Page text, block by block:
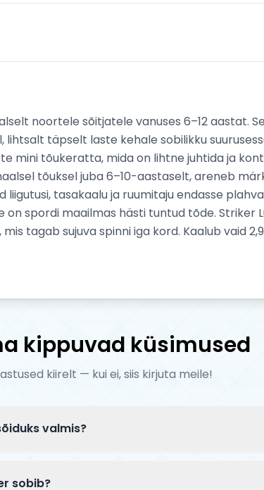
noortele sõitjatele vanuses 6–12 aastat.
täpselt laste kehale sobilikku
mini tõukeratta, mida on lihtne juhtida ja
tõuksel juba 6–10-aastaselt, areneb
tasakaalu ja ruumitaju endasse
spordi maailmas hästi tuntud tõde. Striker
tagab sujuva spinni iga kord. Kaalub vaid
kippuvad küsimused
kiirelt — kui ei, siis kirjuta meile!
valmis?
esiratas — kogu protsess võtab 5–10
sobib?